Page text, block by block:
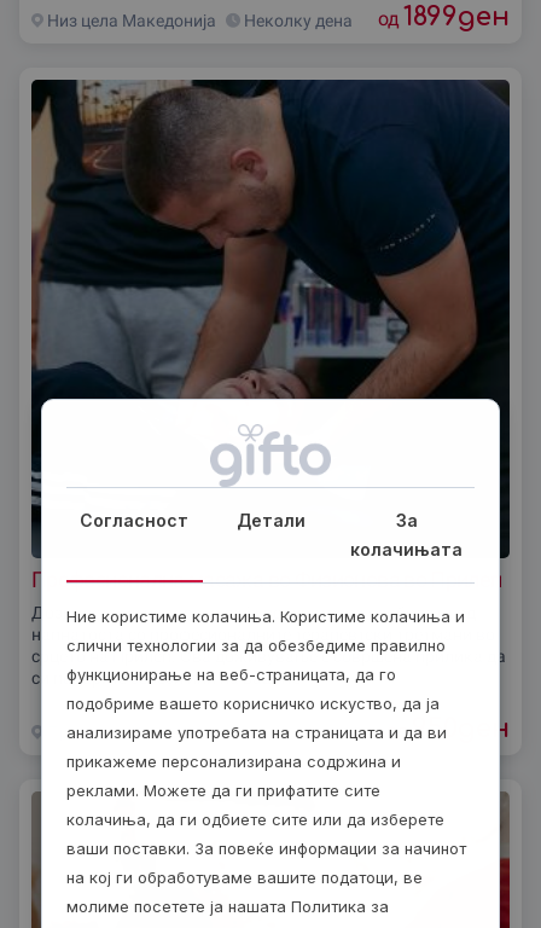
Низ цела Македониjа Неколку дена од 1899ден
Професионална масажа во Физионова во Прилеп
Дозволете му на телото да ја почувствува слободата од
напнатоста со професионалните терапевтски третмани во
срцето на Прилеп. Ова доживување е совршена прилика да
си подарите себеси или на вашите
Прилеп 1 час од 950 ден
Согласност Детали
За
колачињата
Ние користиме колачиња. Користиме колачиња и
слични технологии за да обезбедиме правилно
функционирање на веб-страницата, да го
подобриме вашето корисничко искуство, да ја
анализираме употребата на страницата и да ви
прикажеме персонализирана содржина и
реклами. Можете да ги прифатите сите
колачиња, да ги одбиете сите или да изберете
ваши поставки. За повеќе информации за начинот
на кој ги обработуваме вашите податоци, ве
молиме посетете ја нашата Политика за